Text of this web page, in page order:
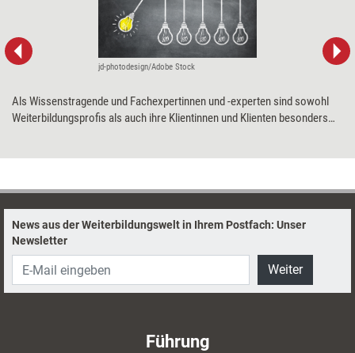
jd-photodesign/Adobe Stock
Als Wissenstragende und Fachexpertinnen und -experten sind sowohl
Weiterbildungsprofis als auch ihre Klientinnen und Klienten besonders
News aus der Weiterbildungswelt in Ihrem Postfach: Unser
Newsletter
Weiter
Führung